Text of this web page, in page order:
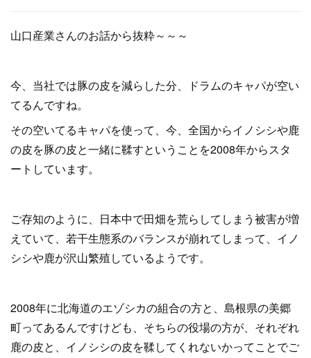
山口産業さんのお話から抜粋～～～
今、当社では豚の皮を減らした分、ドラムのキャパが空い
てるんですね。
その空いてるキャパを使って、今、全国からイノシシや鹿
の皮を豚の皮と一緒に鞣すということを2008年からスタ
ートしています。
ご存知のように、日本中で田畑を荒らしてしまう被害が増
えていて、若干生態系のバランスが崩れてしまって、イノ
シシや鹿が沢山繁殖しているようです。
2008年に北海道のエゾシカの組合の方と、島根県の美郷
町ってあるんですけども、そちらの役場の方が、それぞれ
鹿の皮と、イノシシの皮を鞣してくれないかってことでご